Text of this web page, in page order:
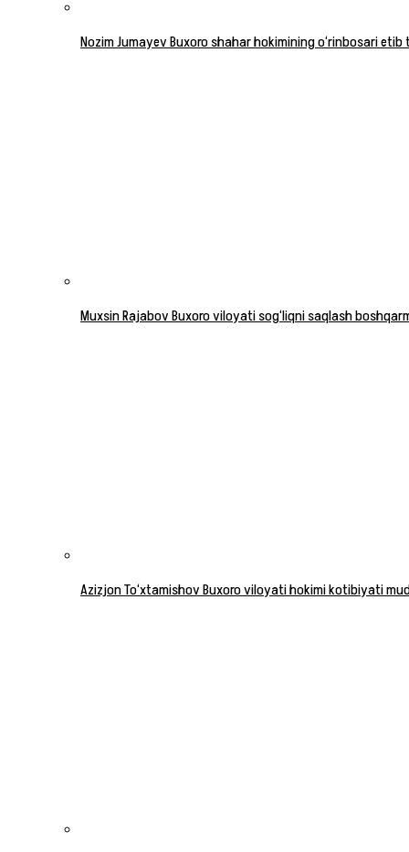
Nozim Jumayev Buxoro shahar hokimining o‘rinbosari
Muxsin Rajabov Buxoro viloyati sog‘liqni saqlash
Azizjon To‘xtamishov Buxoro viloyati hokimi kotibiyati